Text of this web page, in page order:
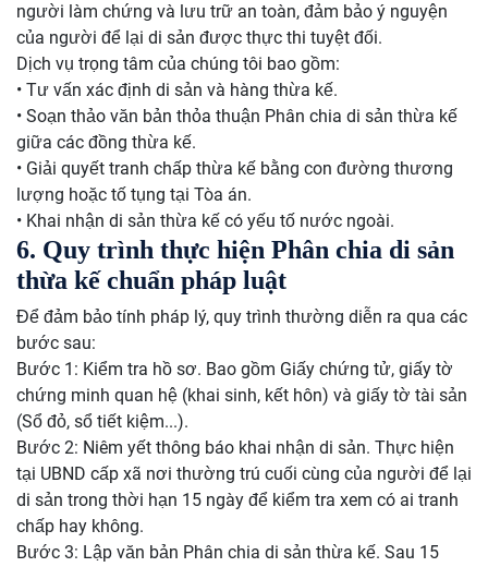
người làm chứng và lưu trữ an toàn, đảm bảo ý nguyện
của người để lại di sản được thực thi tuyệt đối.
Dịch vụ trọng tâm của chúng tôi bao gồm:
• Tư vấn xác định di sản và hàng thừa kế.
• Soạn thảo văn bản thỏa thuận Phân chia di sản thừa kế
giữa các đồng thừa kế.
• Giải quyết tranh chấp thừa kế bằng con đường thương
lượng hoặc tố tụng tại Tòa án.
• Khai nhận di sản thừa kế có yếu tố nước ngoài.
6. Quy trình thực hiện Phân chia di sản
thừa kế chuẩn pháp luật
Để đảm bảo tính pháp lý, quy trình thường diễn ra qua các
bước sau:
Bước 1: Kiểm tra hồ sơ. Bao gồm Giấy chứng tử, giấy tờ
chứng minh quan hệ (khai sinh, kết hôn) và giấy tờ tài sản
(Sổ đỏ, sổ tiết kiệm...).
Bước 2: Niêm yết thông báo khai nhận di sản. Thực hiện
tại UBND cấp xã nơi thường trú cuối cùng của người để lại
di sản trong thời hạn 15 ngày để kiểm tra xem có ai tranh
chấp hay không.
Bước 3: Lập văn bản Phân chia di sản thừa kế. Sau 15